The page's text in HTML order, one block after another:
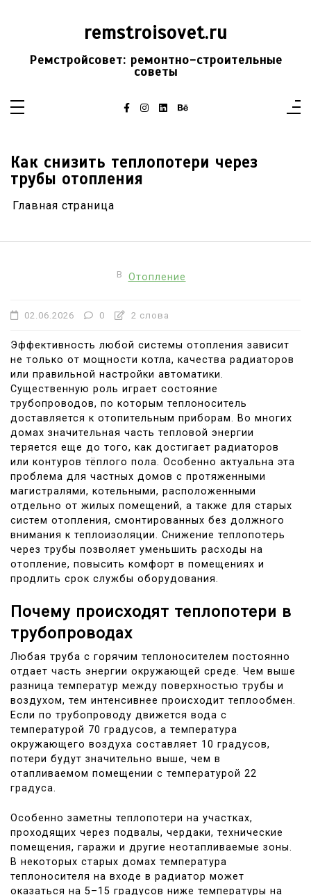
remstroisovet.ru
Ремстройсовет: ремонтно-строительные
советы
Как снизить теплопотери через
трубы отопления
Главная страница
В Отопление
02.06.2026 0 2 слова
Эффективность любой системы отопления зависит
не только от мощности котла, качества радиаторов
или правильной настройки автоматики.
Существенную роль играет состояние
трубопроводов, по которым теплоноситель
доставляется к отопительным приборам. Во многих
домах значительная часть тепловой энергии
теряется еще до того, как достигает радиаторов
или контуров тёплого пола. Особенно актуальна эта
проблема для частных домов с протяженными
магистралями, котельными, расположенными
отдельно от жилых помещений, а также для старых
систем отопления, смонтированных без должного
внимания к теплоизоляции. Снижение теплопотерь
через трубы позволяет уменьшить расходы на
отопление, повысить комфорт в помещениях и
продлить срок службы оборудования.
Почему происходят теплопотери в
трубопроводах
Любая труба с горячим теплоносителем постоянно
отдает часть энергии окружающей среде. Чем выше
разница температур между поверхностью трубы и
воздухом, тем интенсивнее происходит теплообмен.
Если по трубопроводу движется вода с
температурой 70 градусов, а температура
окружающего воздуха составляет 10 градусов,
потери будут значительно выше, чем в
отапливаемом помещении с температурой 22
градуса.
Особенно заметны теплопотери на участках,
проходящих через подвалы, чердаки, технические
помещения, гаражи и другие неотапливаемые зоны.
В некоторых старых домах температура
теплоносителя на входе в радиатор может
оказаться на 5–15 градусов ниже температуры на